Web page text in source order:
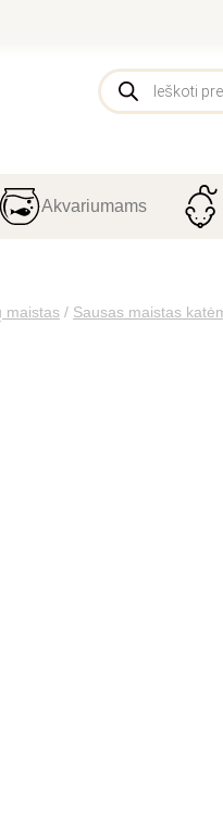
Akvariumams
maistas / Sausas maistas